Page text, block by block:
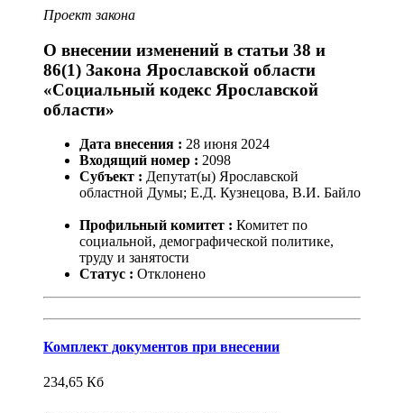
Проект закона
О внесении изменений в статьи 38 и
86(1) Закона Ярославской области
«Социальный кодекс Ярославской
области»
Дата внесения : 28 июня 2024
Входящий номер : 2098
Субъект : Депутат(ы) Ярославской
областной Думы; Е.Д. Кузнецова, В.И. Байло
Профильный комитет : Комитет по
социальной, демографической политике,
труду и занятости
Статус : Отклонено
Комплект документов при внесении
234,65 Кб